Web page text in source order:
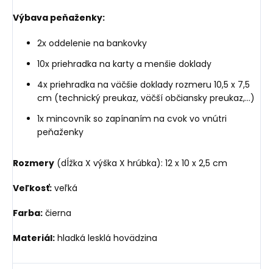
Výbava peňaženky:
2x oddelenie na bankovky
10x priehradka na karty a menšie doklady
4x priehradka na väčšie doklady rozmeru 10,5 x 7,5
cm (technický preukaz, väčší občiansky preukaz,...)
1x mincovník so zapínaním na cvok vo vnútri
peňaženky
Rozmery (dĺžka X výška X hrúbka): 12 x 10 x 2,5 cm
Veľkosť: veľká
Farba: čierna
Materiál: hladká lesklá hovädzina